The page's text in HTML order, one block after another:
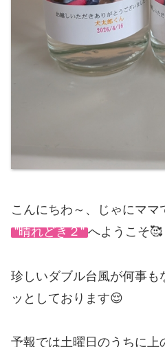
こんにちわ～、じゃにマ
”晴れどき２” へようこそ🥰
珍しいダブル台風が何事も
ッとしております😌
予報では土曜日のうちに上